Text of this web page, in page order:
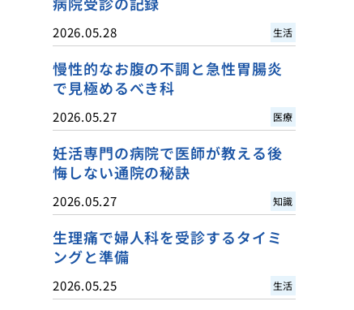
2026.05.28 生活
慢性的なお腹の不調と急性胃腸炎
で見極めるべき科
2026.05.27 医療
妊活専門の病院で医師が教える後
悔しない通院の秘訣
2026.05.27 知識
生理痛で婦人科を受診するタイミ
ングと準備
2026.05.25 生活